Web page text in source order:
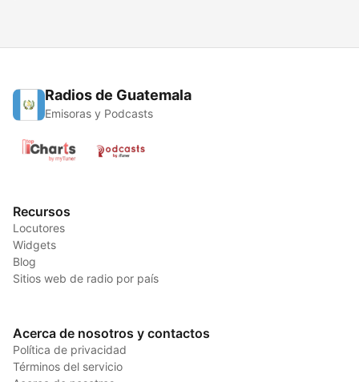
Radios de Guatemala
Emisoras y Podcasts
Recursos
Locutores
Widgets
Blog
Sitios web de radio por país
Acerca de nosotros y contactos
Política de privacidad
Términos del servicio